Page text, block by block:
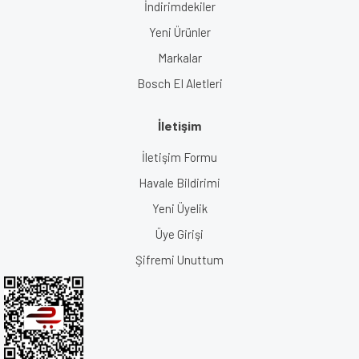
İndirimdekiler
Yeni Ürünler
Markalar
Bosch El Aletleri
İletişim
İletişim Formu
Havale Bildirimi
Yeni Üyelik
Üye Girişi
Şifremi Unuttum